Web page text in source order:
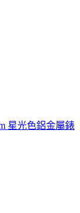
星光色鋁金屬錶